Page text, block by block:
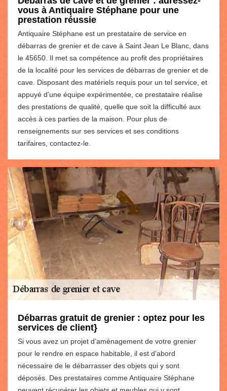
vous à Antiquaire Stéphane pour une
prestation réussie
Antiquaire Stéphane est un prestataire de service en
débarras de grenier et de cave à Saint Jean Le Blanc, dans
le 45650. Il met sa compétence au profit des propriétaires
de la localité pour les services de débarras de grenier et de
cave. Disposant des matériels requis pour un tel service, et
appuyé d’une équipe expérimentée, ce prestataire réalise
des prestations de qualité, quelle que soit la difficulté aux
accès à ces parties de la maison. Pour plus de
renseignements sur ses services et ses conditions
tarifaires, contactez-le.
Débarras gratuit de grenier : optez pour les
services de client}
Si vous avez un projet d’aménagement de votre grenier
pour le rendre en espace habitable, il est d’abord
nécessaire de le débarrasser des objets qui y sont
déposés. Des prestataires comme Antiquaire Stéphane